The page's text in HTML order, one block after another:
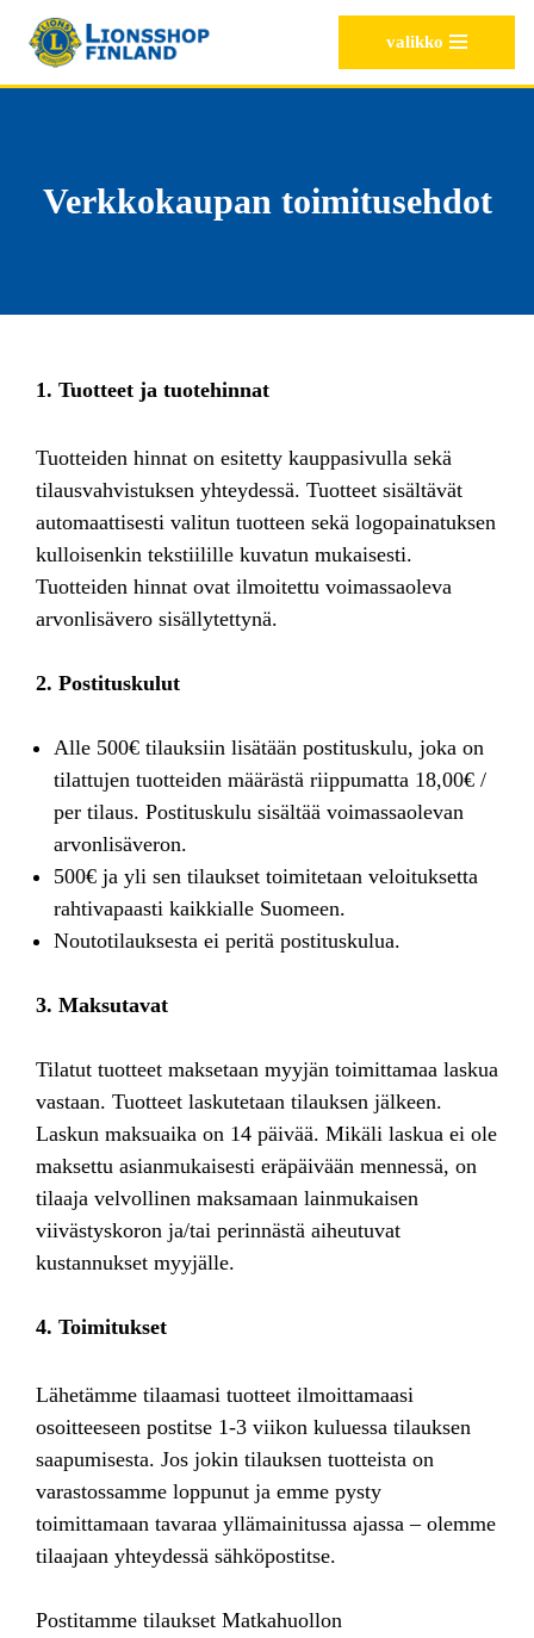
Siirry
valikko
Verkkokaupan toimitusehdot
1. Tuotteet ja tuotehinnat
Tuotteiden hinnat on esitetty kauppasivulla sekä
tilausvahvistuksen yhteydessä. Tuotteet sisältävät
automaattisesti valitun tuotteen sekä logopainatuksen
kulloisenkin tekstiilille kuvatun mukaisesti.
Tuotteiden hinnat ovat ilmoitettu voimassaoleva
arvonlisävero sisällytettynä.
2. Postituskulut
Alle 500€ tilauksiin lisätään postituskulu, joka on
tilattujen tuotteiden määrästä riippumatta 18,00€ /
per tilaus. Postituskulu sisältää voimassaolevan
arvonlisäveron.
500€ ja yli sen tilaukset toimitetaan veloituksetta
rahtivapaasti kaikkialle Suomeen.
Noutotilauksesta ei peritä postituskulua.
3. Maksutavat
Tilatut tuotteet maksetaan myyjän toimittamaa laskua
vastaan. Tuotteet laskutetaan tilauksen jälkeen.
Laskun maksuaika on 14 päivää. Mikäli laskua ei ole
maksettu asianmukaisesti eräpäivään mennessä, on
tilaaja velvollinen maksamaan lainmukaisen
viivästyskoron ja/tai perinnästä aiheutuvat
kustannukset myyjälle.
4. Toimitukset
Lähetämme tilaamasi tuotteet ilmoittamaasi
osoitteeseen postitse 1-3 viikon kuluessa tilauksen
saapumisesta. Jos jokin tilauksen tuotteista on
varastossamme loppunut ja emme pysty
toimittamaan tavaraa yllämainitussa ajassa – olemme
tilaajaan yhteydessä sähköpostitse.
Postitamme tilaukset Matkahuollon